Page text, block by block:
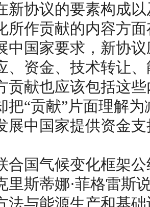
新协议的要素构成
所作贡献的内容方
中国家要求，新协
、资金、技术转让
贡献也应该包括这
把“贡献”片面理解
展中国家提供资金
国气候变化框架公
里斯蒂娜·菲格雷斯
法与能源生产和基